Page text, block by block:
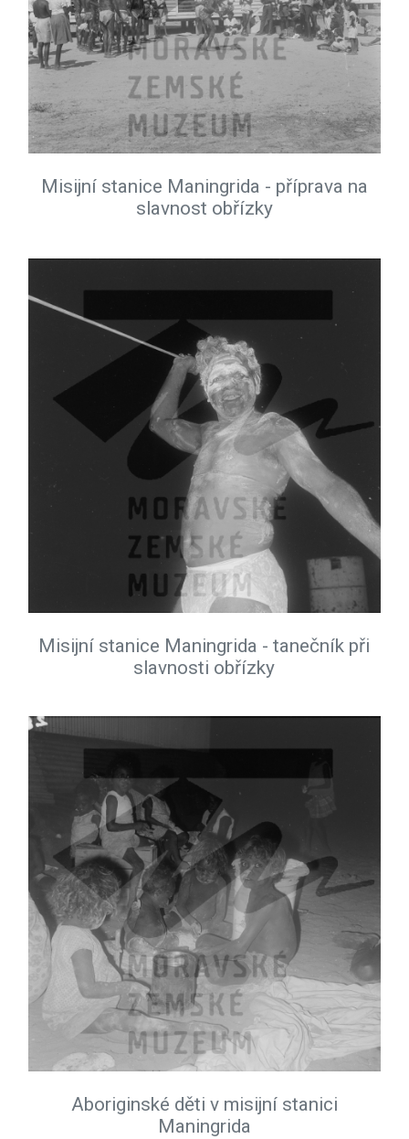
Misijní stanice Maningrida - příprava na
slavnost obřízky
Misijní stanice Maningrida - tanečník při
slavnosti obřízky
Aboriginské děti v misijní stanici
Maningrida